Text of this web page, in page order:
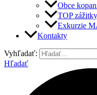
Obce
TOP
Exkurzie
Kontakty
Vyhľadať:
Hľadať